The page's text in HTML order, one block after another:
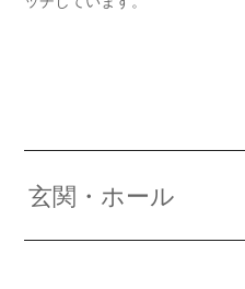
玄関・ホール